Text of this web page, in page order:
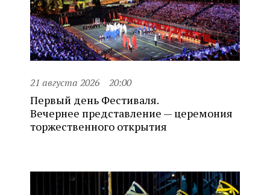
21 августа 2026 20:00
Первый день Фестиваля.
Вечернее представление — церемония
торжественного открытия